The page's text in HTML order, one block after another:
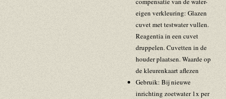
eigen verkleuring: Glazen
cuvet met testwater vullen.
Reagentia in een cuvet
druppelen. Cuvetten in de
houder plaatsen. Waarde op
de kleurenkaart aflezen
Gebruik: Bij nieuwe
inrichting zoetwater 1x per